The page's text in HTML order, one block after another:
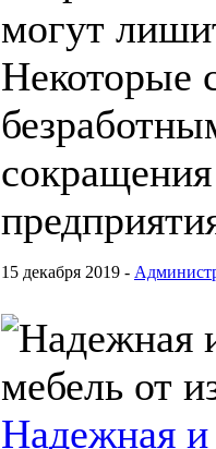
могут
Некоторые
15 декабря 2019 -
Надежная и